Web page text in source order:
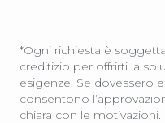
*Ogni richiesta è
creditizio per offrirti la
esigenze. Se dovessero
consentono
chiara con le